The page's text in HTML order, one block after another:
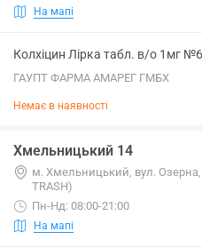
На мапі
Колхіцин Лірка табл. в/о 1мг
ГАУПТ ФАРМА АМАРЕГ ГМБХ
Немає в наявності
Хмельницький 14
м. Хмельницький, вул.
TRASH)
Пн-Нд: 08:00-21:00
На мапі